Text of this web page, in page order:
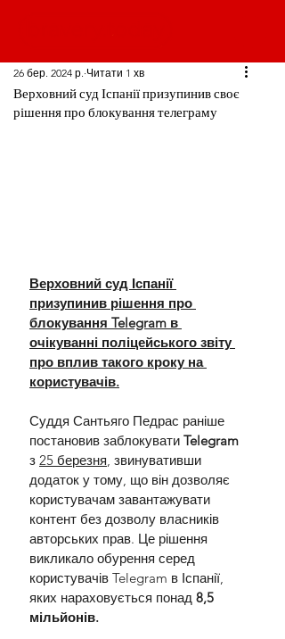
Верховний суд Іспанії призупинив своє
рішення про блокування телеграму
26 бер. 2024 р. Читати 1 хв
Верховний суд Іспанії
призупинив рішення про
блокування Telegram в
очікуванні поліцейського звіту
про вплив такого кроку на
користувачів.
Суддя Сантьяго Педрас раніше
постановив заблокувати Telegram
з 25 березня, звинувативши
додаток у тому, що він дозволяє
користувачам завантажувати
контент без дозволу власників
авторських прав. Це рішення
викликало обурення серед
користувачів Telegram в Іспанії,
яких нараховується понад 8,5
мільйонів.